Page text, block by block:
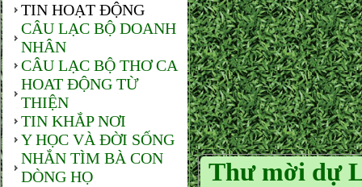
TIN HOẠT ĐỘNG
CÂU LẠC BỘ DOANH
NHÂN
CÂU LẠC BỘ THƠ CA
HOAT ĐỘNG TỪ
THIỆN
TIN KHẮP NƠI
Y HỌC VÀ ĐỜI SỐNG
NHẮN TÌM BÀ CON
DÒNG HỌ
Thư mời dự